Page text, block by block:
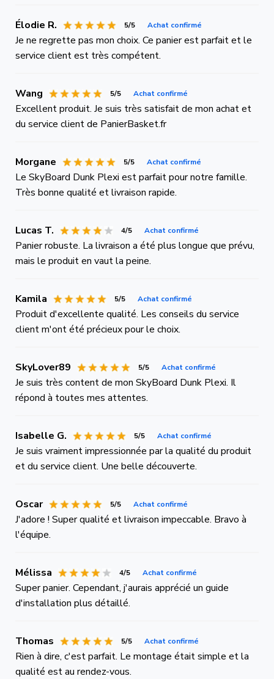
Élodie R. 5/5 Achat confirmé
Je ne regrette pas mon choix. Ce panier est parfait et le
service client est très compétent.
Wang 5/5 Achat confirmé
Excellent produit. Je suis très satisfait de mon achat et
du service client de PanierBasket.fr
Morgane 5/5 Achat confirmé
Le SkyBoard Dunk Plexi est parfait pour notre famille.
Très bonne qualité et livraison rapide.
Lucas T. 4/5 Achat confirmé
Panier robuste. La livraison a été plus longue que prévu,
mais le produit en vaut la peine.
Kamila 5/5 Achat confirmé
Produit d'excellente qualité. Les conseils du service
client m'ont été précieux pour le choix.
SkyLover89 5/5 Achat confirmé
Je suis très content de mon SkyBoard Dunk Plexi. Il
répond à toutes mes attentes.
Isabelle G. 5/5 Achat confirmé
Je suis vraiment impressionnée par la qualité du produit
et du service client. Une belle découverte.
Oscar 5/5 Achat confirmé
J'adore ! Super qualité et livraison impeccable. Bravo à
l'équipe.
Mélissa 4/5 Achat confirmé
Super panier. Cependant, j'aurais apprécié un guide
d'installation plus détaillé.
Thomas 5/5 Achat confirmé
Rien à dire, c'est parfait. Le montage était simple et la
qualité est au rendez-vous.